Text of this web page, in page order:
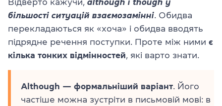
більшості ситуацій взаємозамінні . Обидва
перекладаються як «хоча» і обидва вводять
підрядне речення поступки. Проте між ними є
кілька тонких відмінностей , які варто знати.
Although — формальніший варіант . Його
частіше можна зустріти в письмовій мові: в